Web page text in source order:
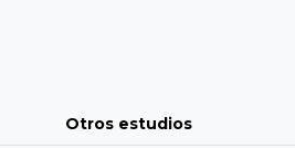
Otros estudios